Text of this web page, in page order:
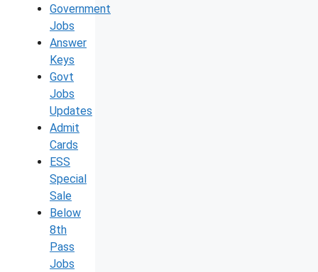
Government
Jobs
Answer
Keys
Govt
Jobs
Updates
Admit
Cards
ESS
Special
Sale
Below
8th
Pass
Jobs